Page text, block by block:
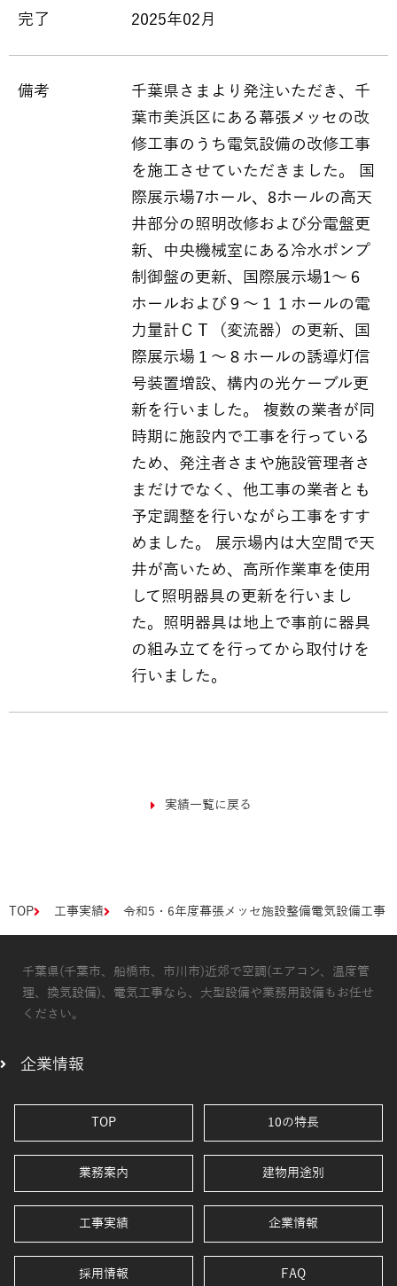
完了 2025年02月
備考
千葉県さまより発注いただき、千
葉市美浜区にある幕張メッセの改
修工事のうち電気設備の改修工事
を施工させていただきました。 国
際展示場7ホール、8ホールの高天
井部分の照明改修および分電盤更
新、中央機械室にある冷水ポンプ
制御盤の更新、国際展示場1～６
ホールおよび９～１１ホールの電
力量計ＣＴ（変流器）の更新、国
際展示場１～８ホールの誘導灯信
号装置増設、構内の光ケーブル更
新を行いました。 複数の業者が同
時期に施設内で工事を行っている
ため、発注者さまや施設管理者さ
まだけでなく、他工事の業者とも
予定調整を行いながら工事をすす
めました。 展示場内は大空間で天
井が高いため、高所作業車を使用
して照明器具の更新を行いまし
た。照明器具は地上で事前に器具
の組み立てを行ってから取付けを
行いました。
実績一覧に戻る
TOP 工事実績 令和5・6年度幕張メッセ施設整備電気設備工事
千葉県(千葉市、船橋市、市川市)近郊で空調(エアコン、温度管
理、換気設備)、電気工事なら、大型設備や業務用設備もお任せ
ください。
企業情報
TOP 10の特長
業務案内 建物用途別
工事実績 企業情報
採用情報 FAQ